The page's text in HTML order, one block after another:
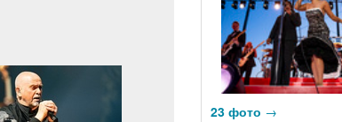
23 фото →